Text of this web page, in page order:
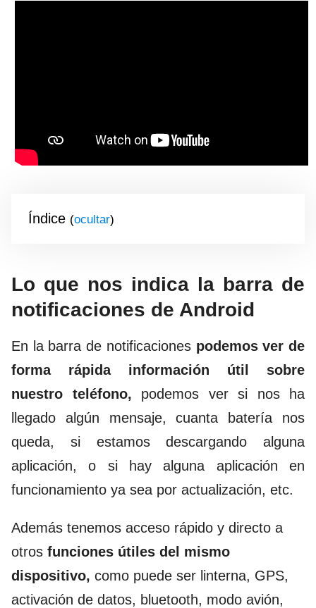
Índice ( )
Lo que nos indica la barra de
notificaciones de Android
En la barra de notificacionespodemos ver de
forma rápida información útil sobre
nuestro teléfono, podemos ver si nos ha
llegado algún mensaje, cuanta batería nos
queda, si estamos descargando alguna
aplicación, o si hay alguna aplicación en
funcionamiento ya sea por actualización, etc.
Además tenemos acceso rápido y directo a
otros funciones útiles del mismo
dispositivo, como puede ser linterna, GPS,
activación de datos, bluetooth, modo avión,